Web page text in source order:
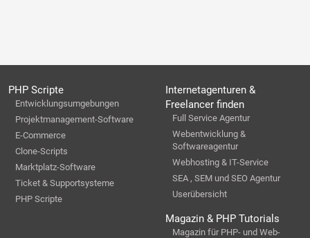
PHP Scripte
Entwicklungsumgebungen
Projektmanagement-Software
E-Commerce
Clone-Scripts
Marktplatz-Software
Ticket & Supportsysteme
PHP Scripte
Internetagenturen &
Freelancer finden
Full Service Agentur
Webentwicklung &
Softwareagentur
Webhosting & IT-Service
SEA , SEM und SEO Agentur
Userübersicht
Magazin & PHP Tutorials
Magazin für PHP- und Web-